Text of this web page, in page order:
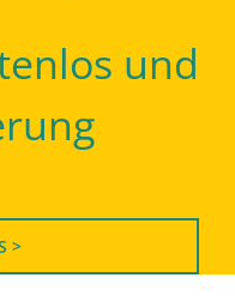
und
>